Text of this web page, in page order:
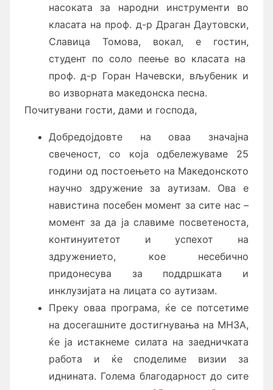
насоката за народни инструменти во
класата на проф. д-р Драган Даутовски,
Славица Томова, вокал, е гостин,
студент по соло пеење во класата на
проф. д-р Горан Начевски, вљубеник и
во изворната македонска песна.
Почитувани гости, дами и господа,
Добредојдовте на оваа значајна
свеченост, со која одбележуваме 25
години од постоењето на Македонското
научно здружение за аутизам. Ова е
навистина посебен момент за сите нас –
момент за да ја славиме посветеноста,
континуитетот и успехот на
здружението, кое несебично
придонесува за поддршката и
инклузијата на лицата со аутизам.
Преку оваа програма, ќе се потсетиме
на досегашните достигнувања на МНЗА,
ќе ја истакнеме силата на заедничката
работа и ќе споделиме визии за
иднината. Голема благодарност до сите